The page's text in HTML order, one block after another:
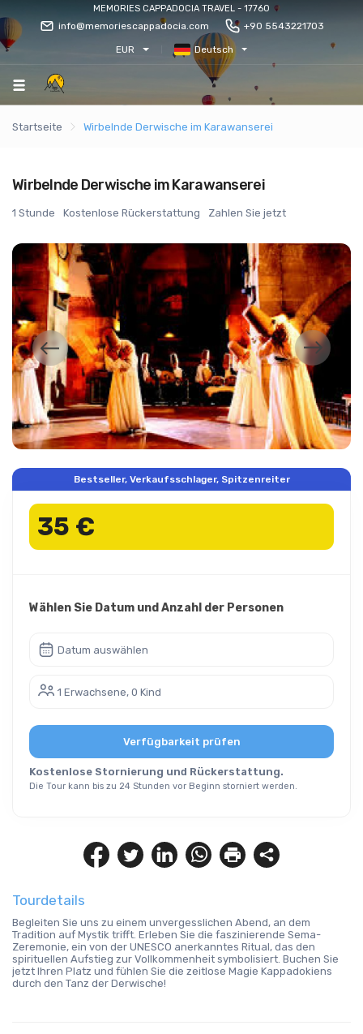
MEMORIES CAPPADOCIA TRAVEL - 17760
info@memoriescappadocia.com +90 5543221703
EUR Deutsch
Startseite Wirbelnde Derwische im Karawanserei
Tourdetails
Begleiten Sie uns zu einem unvergesslichen Abend, an dem
Tradition auf Mystik trifft. Erleben Sie die faszinierende Sema-
Zeremonie, ein von der UNESCO anerkanntes Ritual, das den
spirituellen Aufstieg zur Vollkommenheit symbolisiert. Buchen Sie
jetzt Ihren Platz und fühlen Sie die zeitlose Magie Kappadokiens
durch den Tanz der Derwische!
Wirbelnde Derwische im Karawanserei
1 Stunde Kostenlose Rückerstattung Zahlen Sie jetzt
Bestseller, Verkaufsschlager, Spitzenreiter
35 €
Wählen Sie Datum und Anzahl der Personen
Datum auswählen
1 Erwachsene, 0 Kind
Verfügbarkeit prüfen
Kostenlose Stornierung und Rückerstattung.
Die Tour kann bis zu 24 Stunden vor Beginn storniert werden.